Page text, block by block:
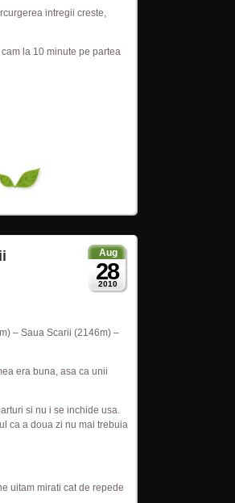
intregii creste,
la 10 minute pe partea
Aug
28
2010
– Saua Scarii (2146m) –
era buna, asa ca unii
si nu i se inchide usa.
ca a doua zi nu mai trebuia
uitam mirati cat de repede